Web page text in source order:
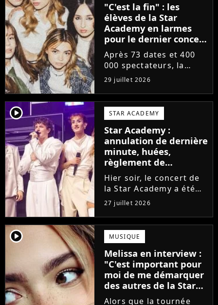
"C'est la fin" : les
élèves de la Star
Academy en larmes
pour le dernier concert
de la tournée
Après 73 dates et 400
000 spectateurs, la
tournée de la Star
Academy vient de se
terminer dans les
larmes. Sur les réseaux
sociaux, les élèves
adressent un dernier
message au public...
29 juillet 2026
player2 STAR ACADEMY
Star Academy :
annulation de dernière
minute, huées,
règlement de
comptes... Que s'est-il
passé au concert de
Bayonne hier soir ?
Hier soir, le concert de
la Star Academy a été
mouvementé. Quelques
minutes avant le show,
trois élèves ont
annoncé ne pas vouloir
monter sur scène pour
des raisons politiques.
Leur...
27 juillet 2026
player2 MUSIQUE
Melissa en interview :
"C'est important pour
moi de me démarquer
des autres de la Star
Academy"
Alors que la tournée